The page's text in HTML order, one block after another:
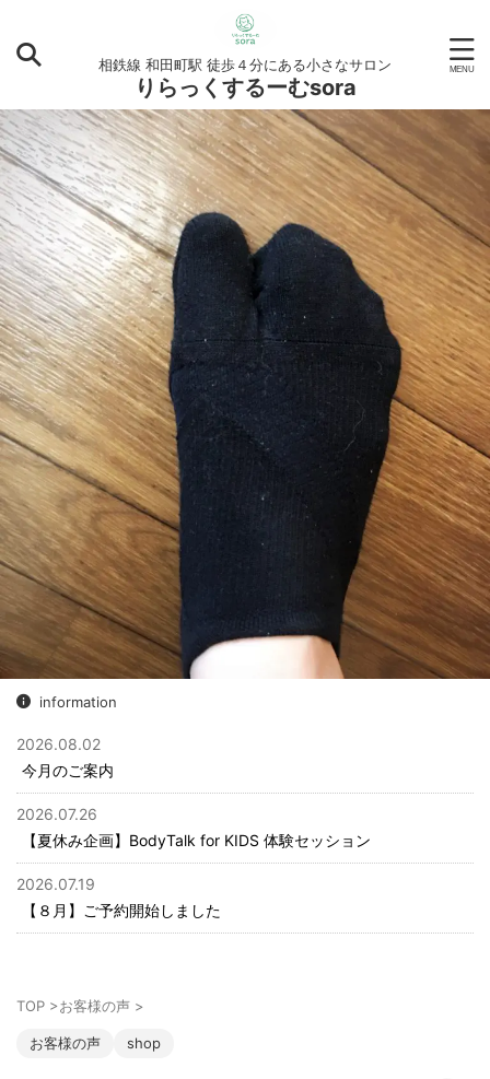
相鉄線 和田町駅 徒歩４分にある小さなサロン
りらっくするーむsora
information
2026.08.02
今月のご案内
2026.07.26
【夏休み企画】BodyTalk for KIDS 体験セッション
2026.07.19
【８月】ご予約開始しました
TOP >お客様の声 >
お客様の声 shop